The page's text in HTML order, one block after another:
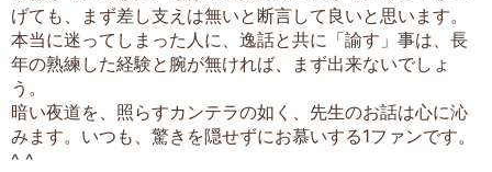
げても、まず差し支えは無いと断言して良いと思います。
本当に迷ってしまった人に、逸話と共に「諭す」事は、長
年の熟練した経験と腕が無ければ、まず出来ないでしょ
う。
暗い夜道を、照らすカンテラの如く、先生のお話は心に沁
みます。いつも、驚きを隠せずにお慕いする1ファンです。
^ ^